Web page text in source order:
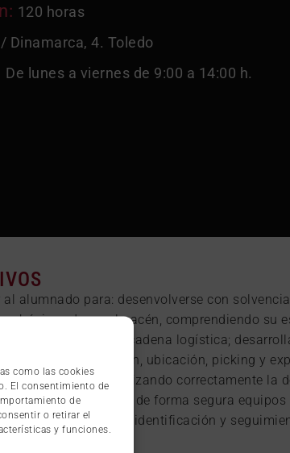
como las cookies
El consentimiento de
de
o retirar el
y funciones.
120 horas
Dinamarca, 4. Toledo
De lunes a viernes de 9:00 a 14:00 h.
al alumnado para: desenvolverse con
básicas de un almacén, comprendiendo su
dentro de la cadena logística;
tareas de recepción, ubicación, picking y
procedimientos y utilizando correctamente la
aprender a manejar de forma segura equipos
y sistemas de identificación y